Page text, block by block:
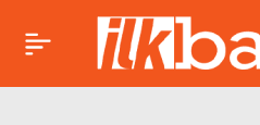
‘Çok Oku Çok’